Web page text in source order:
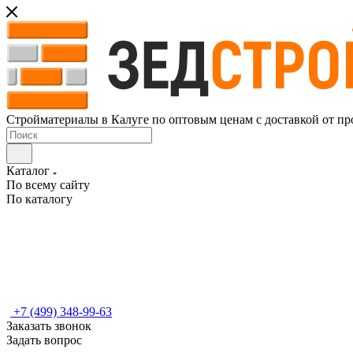
Стройматериалы в Калуге по оптовым ценам с доставкой от
Каталог
По всему сайту
По каталогу
+7 (499) 348-99-63
Заказать звонок
Задать вопрос